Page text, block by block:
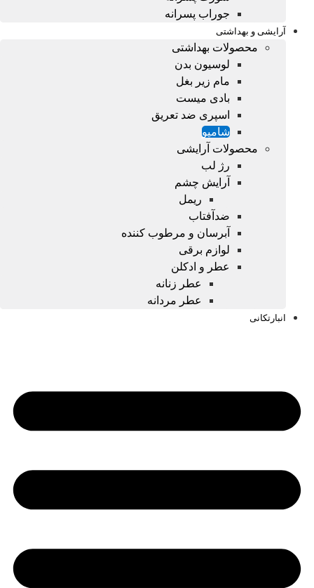
جوراب پسرانه
آرایشی و بهداشتی
محصولات بهداشتی
لوسیون بدن
مام زیر بغل
بادی میست
اسپری ضد تعریق
شامپو
محصولات آرایشی
رژ لب
آرایش چشم
ریمل
ضدآفتاب
آبرسان و مرطوب کننده
لوازم برقی
عطر و ادکلن
عطر زنانه
عطر مردانه
انبارتکانی